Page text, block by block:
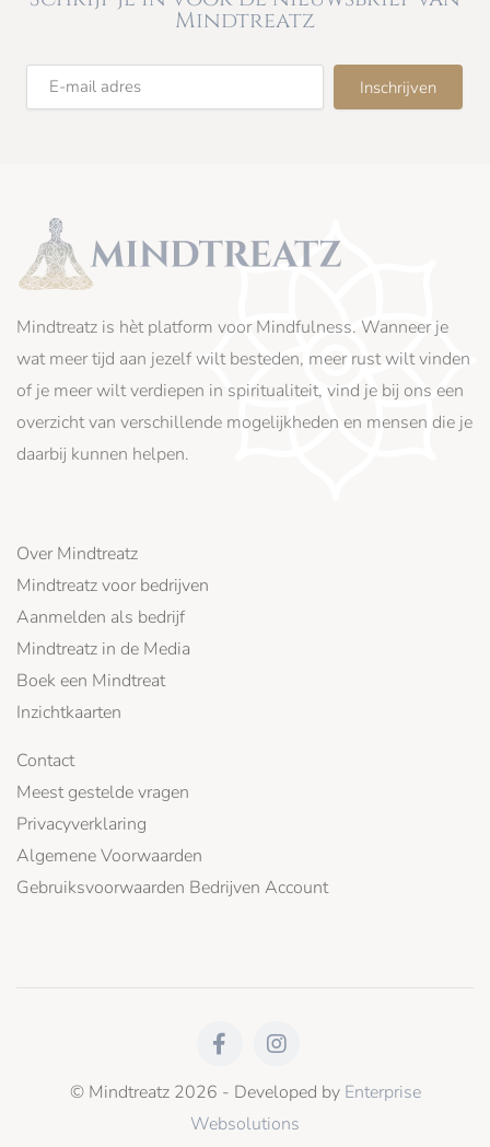
Mindtreatz
Mindtreatz is hèt platform voor Mindfulness. Wanneer je
wat meer tijd aan jezelf wilt besteden, meer rust wilt vinden
of je meer wilt verdiepen in spiritualiteit, vind je bij ons een
overzicht van verschillende mogelijkheden en mensen die je
daarbij kunnen helpen.
Over Mindtreatz
Mindtreatz voor bedrijven
Aanmelden als bedrijf
Mindtreatz in de Media
Boek een Mindtreat
Inzichtkaarten
Contact
Meest gestelde vragen
Privacyverklaring
Algemene Voorwaarden
Gebruiksvoorwaarden Bedrijven Account
© Mindtreatz 2026 - Developed by Enterprise
Websolutions